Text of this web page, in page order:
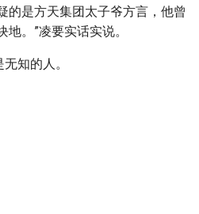
的是方天集团太子爷方言，他曾
。”凌要实话实说。
知的人。